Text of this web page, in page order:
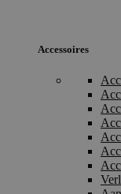
Accessoires